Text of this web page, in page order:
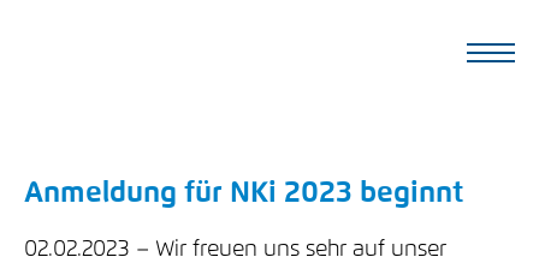
Anmeldung für NKi 2023 beginnt
02.02.2023
Wir freuen uns sehr auf unser